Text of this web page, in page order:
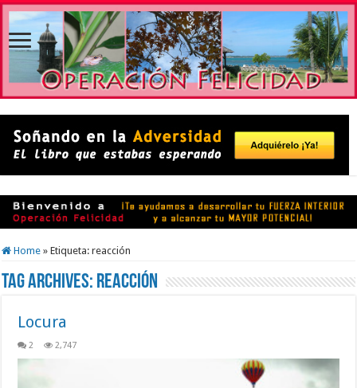
Home » Etiqueta:reacción
Tag Archives: reacción
Locura
2 2,747